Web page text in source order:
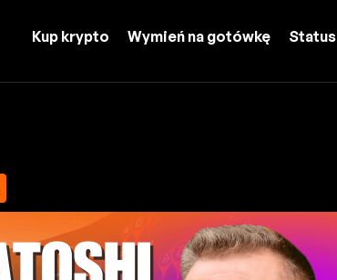
Kup krypto Wymień na gotówkę Status